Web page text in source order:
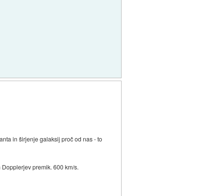
in širjenje galaksij proč od nas - to
premik. 600 km/s.